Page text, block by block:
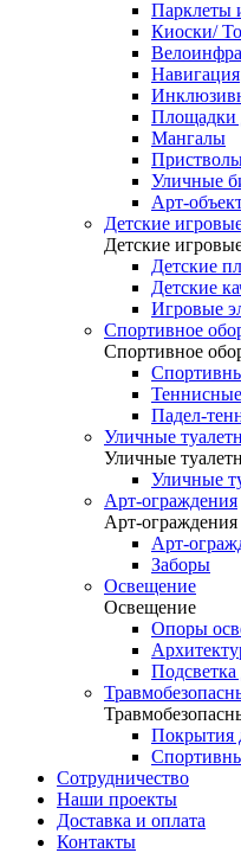
Парклеты
Киоски/
Навигация
Площадки
Мангалы
Уличные
Арт-
Детские
Детские
Детские
Детские
Игровые
Спортивное
Спортивное
Падел-
Уличные
Уличные
Уличные
Арт-ограждения
Арт-ограждения
Арт-
Заборы
Освещение
Освещение
Опоры
Подсветка
Покрытия
Сотрудничество
Наши проекты
Доставка и оплата
Контакты